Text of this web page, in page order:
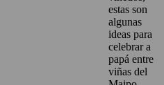
estas son
algunas
ideas para
celebrar a
papá entre
viñas del